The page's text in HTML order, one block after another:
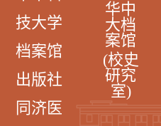
技大学
档案馆
出版社
同济医
华中
大档
案馆
(校史
研究
室)